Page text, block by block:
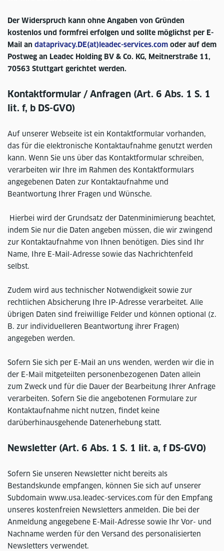
Der Widerspruch kann ohne Angaben von Gründen
kostenlos und formfrei erfolgen und sollte möglichst per E-
Mail an dataprivacy.DE(at)leadec-services.com oder auf dem
Postweg an Leadec Holding BV & Co. KG, Meitnerstraße 11,
70563 Stuttgart gerichtet werden.
Kontaktformular / Anfragen (Art. 6 Abs. 1 S. 1
lit. f, b DS-GVO)
Auf unserer Webseite ist ein Kontaktformular vorhanden,
das für die elektronische Kontaktaufnahme genutzt werden
kann. Wenn Sie uns über das Kontaktformular schreiben,
verarbeiten wir Ihre im Rahmen des Kontaktformulars
angegebenen Daten zur Kontaktaufnahme und
Beantwortung Ihrer Fragen und Wünsche.
Hierbei wird der Grundsatz der Datenminimierung beachtet,
indem Sie nur die Daten angeben müssen, die wir zwingend
zur Kontaktaufnahme von Ihnen benötigen. Dies sind Ihr
Name, Ihre E-Mail-Adresse sowie das Nachrichtenfeld
selbst.
Zudem wird aus technischer Notwendigkeit sowie zur
rechtlichen Absicherung Ihre IP-Adresse verarbeitet. Alle
übrigen Daten sind freiwillige Felder und können optional (z.
B. zur individuelleren Beantwortung ihrer Fragen)
angegeben werden.
Sofern Sie sich per E-Mail an uns wenden, werden wir die in
der E-Mail mitgeteilten personenbezogenen Daten allein
zum Zweck und für die Dauer der Bearbeitung Ihrer Anfrage
verarbeiten. Sofern Sie die angebotenen Formulare zur
Kontaktaufnahme nicht nutzen, findet keine
darüberhinausgehende Datenerhebung statt.
Newsletter (Art. 6 Abs. 1 S. 1 lit. a, f DS-GVO)
Sofern Sie unseren Newsletter nicht bereits als
Bestandskunde empfangen, können Sie sich auf unserer
Subdomain www.usa.leadec-services.com für den Empfang
unseres kostenfreien Newsletters anmelden. Die bei der
Anmeldung angegebene E-Mail-Adresse sowie Ihr Vor- und
Nachname werden für den Versand des personalisierten
Newsletters verwendet.